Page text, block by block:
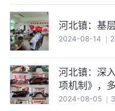
河北镇：基
2024-08-14
河北镇：深
项机制》，
2024-08-05